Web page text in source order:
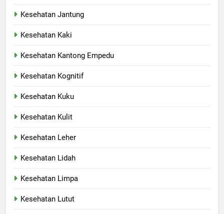
Kesehatan Jantung
Kesehatan Kaki
Kesehatan Kantong Empedu
Kesehatan Kognitif
Kesehatan Kuku
Kesehatan Kulit
Kesehatan Leher
Kesehatan Lidah
Kesehatan Limpa
Kesehatan Lutut